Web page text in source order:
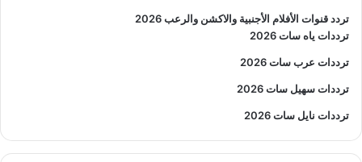
تردد قنوات الأفلام الأجنبية والاكشن والرعب2026
ترددات ياه سات 2026
ترددات عرب سات 2026
ترددات سهيل سات 2026
ترددات نايل سات 2026